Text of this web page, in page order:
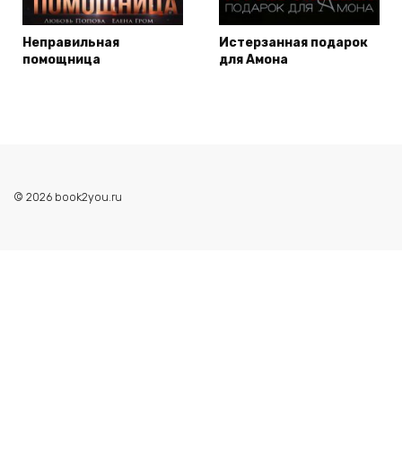
Неправильная
помощница
Истерзанная подарок
для Амона
© 2026 book2you.ru